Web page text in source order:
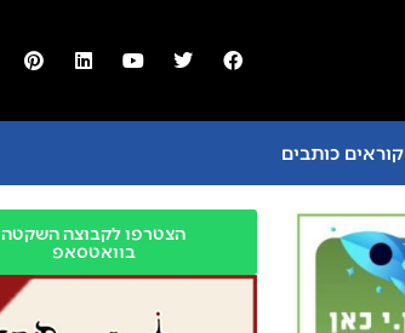
קוראים כותבים
הצטרפו לקבוצה השקטה
בוואטסאפ